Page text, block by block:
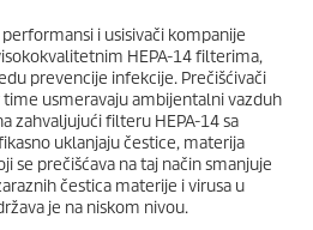
i usisivači kompanije
HEPA-14 filterima,
prevencije infekcije. Prečišćivači
usmeravaju ambijentalni vazduh
zahvaljujući filteru HEPA-14 sa
uklanjaju čestice, materija
se prečišćava na taj način smanjuje
čestica materije i virusa u
je na niskom nivou.